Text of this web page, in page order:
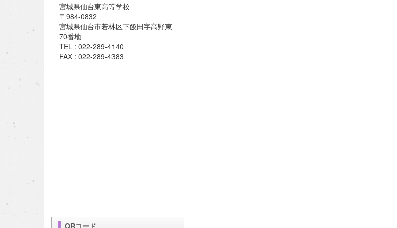
宮城県仙台東高等学校
〒984-0832
宮城県仙台市若林区下飯田字高野東
70番地
TEL : 022-289-4140
FAX : 022-289-4383
QRコード